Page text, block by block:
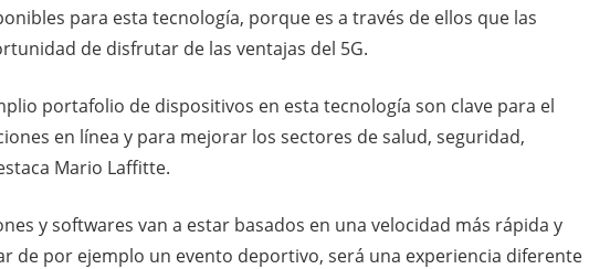
para esta tecnología, porque es a través de ellos que las
de disfrutar de las ventajas del 5G.
portafolio de dispositivos en esta tecnología son clave para el
en línea y para mejorar los sectores de salud, seguridad,
Mario Laffitte.
y softwares van a estar basados en una velocidad más rápida y
de por ejemplo un evento deportivo, será una experiencia diferente